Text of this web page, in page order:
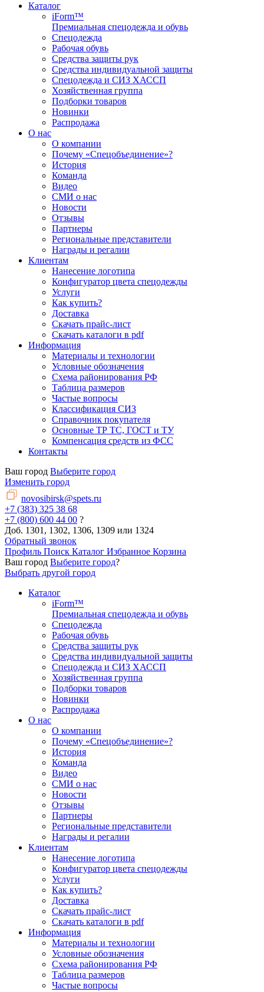
Каталог
iForm™
Премиальная спецодежда и обувь
Спецодежда
Рабочая обувь
Средства защиты рук
Средства индивидуальной защиты
Спецодежда и СИЗ ХАССП
Хозяйственная группа
Подборки товаров
Новинки
Распродажа
О нас
О компании
Почему «Спецобъединение»?
История
Команда
Видео
СМИ о нас
Новости
Отзывы
Партнеры
Региональные представители
Награды и регалии
Клиентам
Нанесение логотипа
Конфигуратор цвета спецодежды
Услуги
Как купить?
Доставка
Скачать прайс-лист
Скачать каталоги в pdf
Информация
Материалы и технологии
Условные обозначения
Схема районирования РФ
Таблица размеров
Частые вопросы
Классификация СИЗ
Справочник покупателя
Основные ТР ТС, ГОСТ и ТУ
Компенсация средств из ФСС
Контакты
Ваш город Выберите город
Изменить город
novosibirsk@spets.ru
+7 (383) 325 38 68
+7 (800) 600 44 00 ?
Доб. 1301, 1302, 1306, 1309 или 1324
Обратный звонок
Профиль Поиск Каталог Избранное Корзина
Ваш город Выберите город?
Выбрать другой город
Каталог
iForm™
Премиальная спецодежда и обувь
Спецодежда
Рабочая обувь
Средства защиты рук
Средства индивидуальной защиты
Спецодежда и СИЗ ХАССП
Хозяйственная группа
Подборки товаров
Новинки
Распродажа
О нас
О компании
Почему «Спецобъединение»?
История
Команда
Видео
СМИ о нас
Новости
Отзывы
Партнеры
Региональные представители
Награды и регалии
Клиентам
Нанесение логотипа
Конфигуратор цвета спецодежды
Услуги
Как купить?
Доставка
Скачать прайс-лист
Скачать каталоги в pdf
Информация
Материалы и технологии
Условные обозначения
Схема районирования РФ
Таблица размеров
Частые вопросы